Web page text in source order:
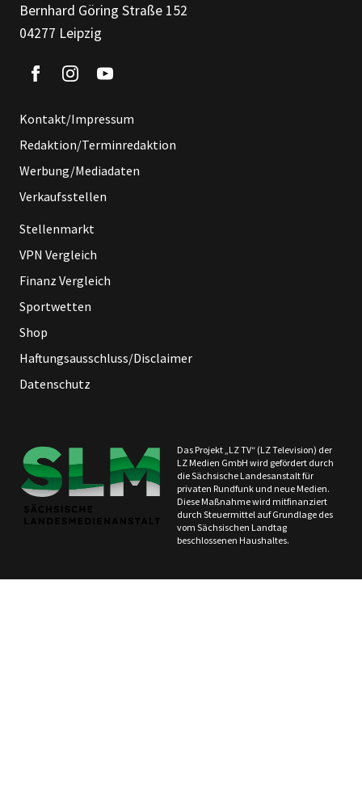
Bernhard Göring Straße 152
04277 Leipzig
Kontakt/Impressum
Redaktion/Terminredaktion
Werbung/Mediadaten
Verkaufsstellen
Stellenmarkt
VPN Vergleich
Finanz Vergleich
Sportwetten
Shop
Haftungsausschluss/Disclaimer
Datenschutz
Das Projekt „LZ TV“ (LZ Television) der
LZ Medien GmbH wird gefördert durch
die Sächsische Landesanstalt für
privaten Rundfunk und neue Medien.
Diese Maßnahme wird mitfinanziert
durch Steuermittel auf Grundlage des
vom Sächsischen Landtag
beschlossenen Haushaltes.